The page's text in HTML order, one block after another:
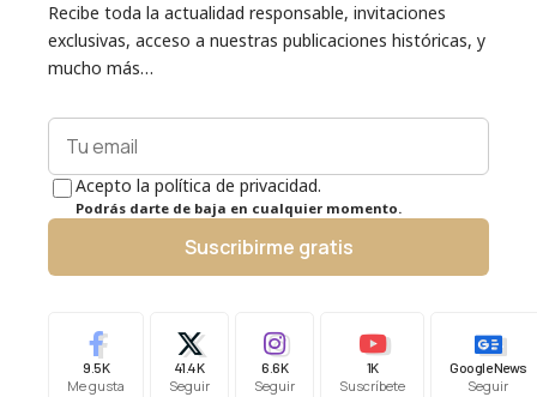
Recibe toda la actualidad responsable, invitaciones
exclusivas, acceso a nuestras publicaciones históricas, y
mucho más…
Acepto la política de privacidad.
Podrás darte de baja en cualquier momento.
Suscribirme gratis
9.5K
Me gusta
41.4K
Seguir
6.6K
Seguir
1K
Suscríbete
Google News
Seguir